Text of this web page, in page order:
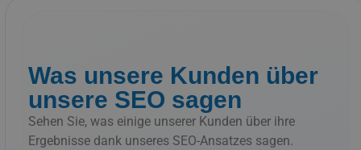
Was unsere Kunden über
unsere SEO sagen
Sehen Sie, was einige unserer Kunden über ihre
Ergebnisse dank unseres SEO-Ansatzes sagen.